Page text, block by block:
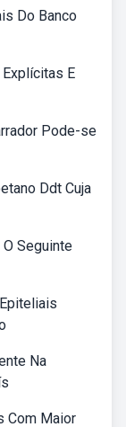
Do Banco
E
Pode-se
Ddt Cuja
Seguinte
Na
Com Maior